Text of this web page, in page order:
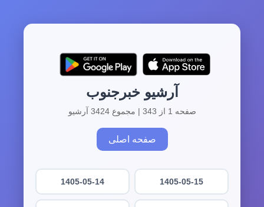
آرشیو خبرجنوب
صفحه 1 از 343 | مجموع 3424 آرشیو
صفحه اصلی
1405-05-15
1405-05-14